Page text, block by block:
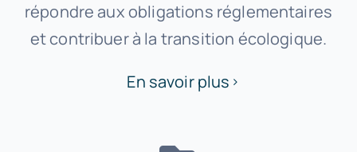
répondre aux obligations réglementaires
et contribuer à la transition écologique.
En savoir plus